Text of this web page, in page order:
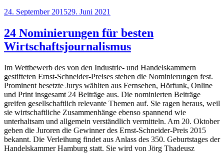
Veröffentlicht
24. September 201529. Juni 2021
24 Nominierungen für besten
Wirtschaftsjournalismus
Im Wettbewerb des von den Industrie- und Han­delskammern
gestifteten Ernst-Schneider-Preises stehen die Nomi­nierun­gen fest.
Prominent besetzte Jurys wählten aus Fernsehen, Hör­funk, Online
und Print insgesamt 24 Beiträge aus. Die nominierten Beiträge
greifen gesellschaftlich relevante Themen auf. Sie ragen heraus, weil
sie wirtschaftliche Zusammenhänge ebenso spannend wie
unterhaltsam und allgemein verständlich vermitteln. Am 20. Oktober
geben die Juroren die Gewinner des Ernst-Schneider-Preis 2015
bekannt. Die Verleihung findet aus Anlass des 350. Geburtstages der
Handelskammer Hamburg statt. Sie wird von Jörg Thadeusz